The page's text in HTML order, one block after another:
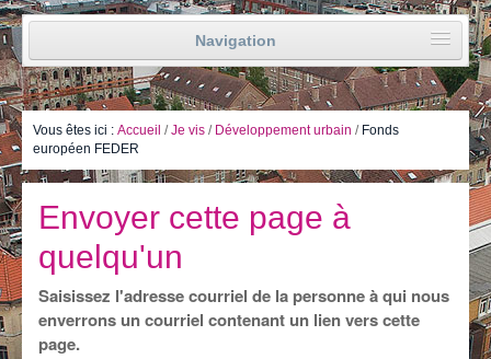
Navigation
Accueil
Vie politique
Je vis
Je visite
Publications
Actualités
Vous êtes ici : Accueil /Je vis / Développement urbain / Fonds
européen FEDER
Envoyer cette page à
quelqu'un
Saisissez l'adresse courriel de la personne à qui nous
enverrons un courriel contenant un lien vers cette
page.